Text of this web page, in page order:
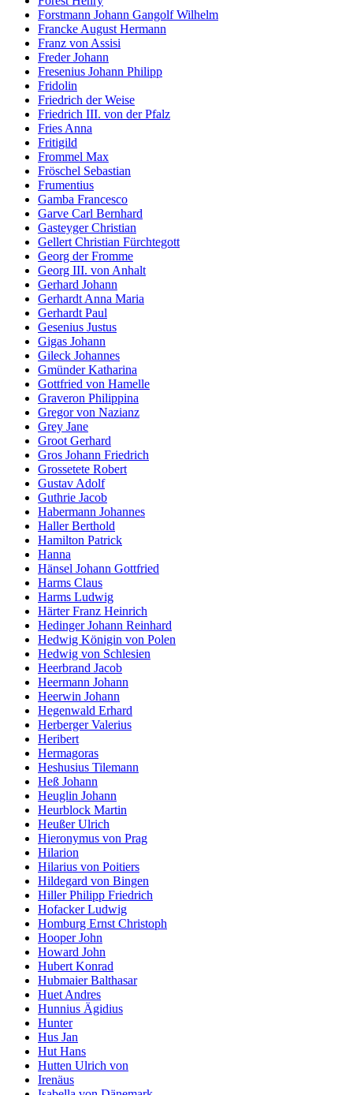
Forstmann Johann Gangolf Wilhelm
Francke August Hermann
Franz von Assisi
Freder Johann
Fresenius Johann Philipp
Fridolin
Friedrich der Weise
Friedrich III. von der Pfalz
Fries Anna
Fritigild
Frommel Max
Fröschel Sebastian
Frumentius
Gamba Francesco
Garve Carl Bernhard
Gasteyger Christian
Gellert Christian Fürchtegott
Georg der Fromme
Georg III. von Anhalt
Gerhard Johann
Gerhardt Anna Maria
Gerhardt Paul
Gesenius Justus
Gigas Johann
Gileck Johannes
Gmünder Katharina
Gottfried von Hamelle
Graveron Philippina
Gregor von Nazianz
Grey Jane
Groot Gerhard
Gros Johann Friedrich
Grossetete Robert
Gustav Adolf
Guthrie Jacob
Habermann Johannes
Haller Berthold
Hamilton Patrick
Hanna
Hänsel Johann Gottfried
Harms Claus
Harms Ludwig
Härter Franz Heinrich
Hedinger Johann Reinhard
Hedwig Königin von Polen
Hedwig von Schlesien
Heerbrand Jacob
Heermann Johann
Heerwin Johann
Hegenwald Erhard
Herberger Valerius
Heribert
Hermagoras
Heshusius Tilemann
Heß Johann
Heuglin Johann
Heurblock Martin
Heußer Ulrich
Hieronymus von Prag
Hilarion
Hilarius von Poitiers
Hildegard von Bingen
Hiller Philipp Friedrich
Hofacker Ludwig
Homburg Ernst Christoph
Hooper John
Howard John
Hubert Konrad
Hubmaier Balthasar
Huet Andres
Hunnius Ägidius
Hunter
Hus Jan
Hut Hans
Hutten Ulrich von
Irenäus